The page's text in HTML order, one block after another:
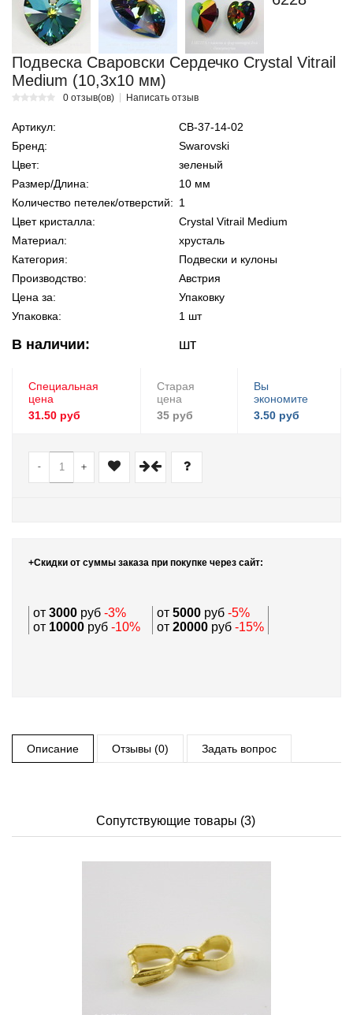
Подвеска Сваровски Сердечко Crystal Vitrail
Medium (10,3х10 мм)
0 отзыв(ов) Написать отзыв
Артикул:
СВ-37-14-02
Бренд:
Swarovski
Цвет:
зеленый
Размер/Длина:
10 мм
Количество петелек/отверстий: 1
Цвет кристалла:
Crystal Vitrail Medium
Материал:
хрусталь
Категория:
Подвески и кулоны
Производство:
Австрия
Цена за:
Упаковку
Упаковка:
1 шт
В наличии: шт
Специальная
цена
31.50 руб
Старая
цена
35 руб
Вы
экономите
3.50 руб
- +
+Скидки от суммы заказа при покупке через сайт:
от 3000 руб -3% от 5000 руб -5%
от 10000 руб -10% от 20000 руб -15%
Описание Отзывы (0) Задать вопрос
Сопутствующие товары (3)